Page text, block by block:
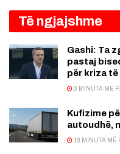
Të ngjajshme
Gashi: Ta
pastaj
për kriza të
8 MINUTA MË
Kufizime
autoudhë,
18 MINUTA MË